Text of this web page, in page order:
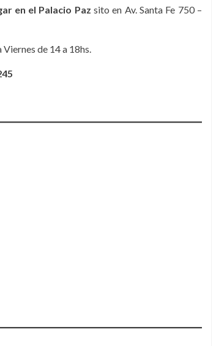
en el Palacio Paz sito en Av. Santa Fe 750 –
de 14 a 18hs.